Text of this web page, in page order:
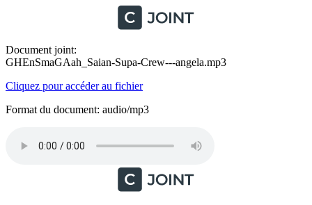
Document joint:
GHEnSmaGAah_Saian-Supa-Crew---angela.mp3
Cliquez pour accéder au fichier
Format du document: audio/mp3